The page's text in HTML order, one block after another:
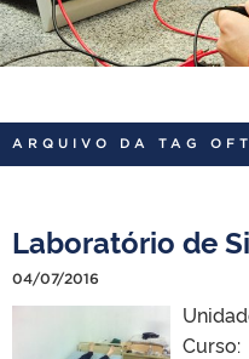
EDITAIS
INTERNACIONAL
PORTARIAS
ARQUIVO DA TAG
Laboratório de
04/07/2016